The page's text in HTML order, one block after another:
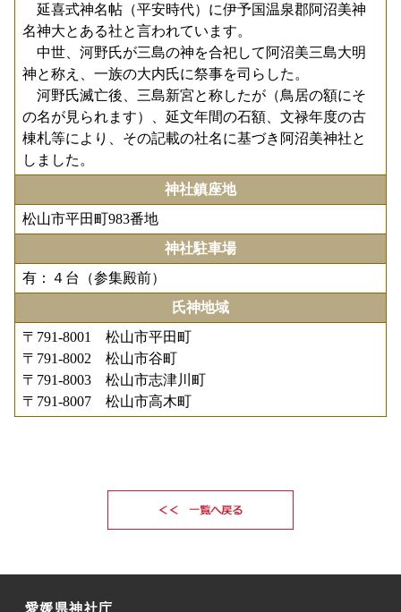
延喜式神名帖（平安時代）に伊予国温泉郡阿沼美神
名神大とある社と言われています。
中世、河野氏が三島の神を合祀して阿沼美三島大明
神と称え、一族の大内氏に祭事を司らした。
河野氏滅亡後、三島新宮と称したが（鳥居の額にそ
の名が見られます）、延文年間の石額、文禄年度の古
棟札等により、その記載の社名に基づき阿沼美神社と
しました。
神社鎮座地
松山市平田町983番地
神社駐車場
有：４台（参集殿前）
氏神地域
〒791-8001 松山市平田町
〒791-8002 松山市谷町
〒791-8003 松山市志津川町
〒791-8007 松山市高木町
愛媛県神社庁